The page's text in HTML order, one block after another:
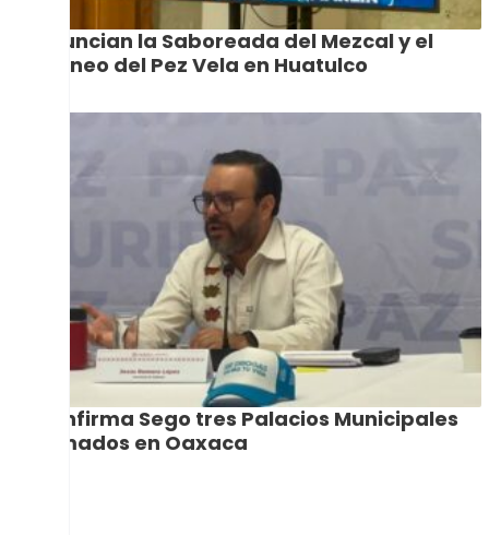
Anuncian la Saboreada del Mezcal y el
Torneo del Pez Vela en Huatulco
Confirma Sego tres Palacios Municipales
tomados en Oaxaca